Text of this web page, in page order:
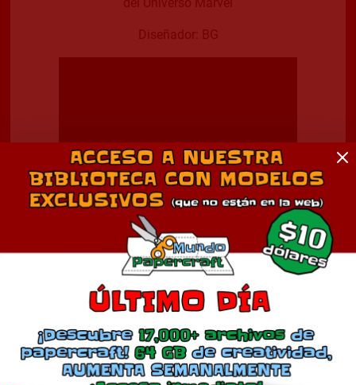
Diseñador: BG
Dejar Comentario
Descargar Modelo
Más